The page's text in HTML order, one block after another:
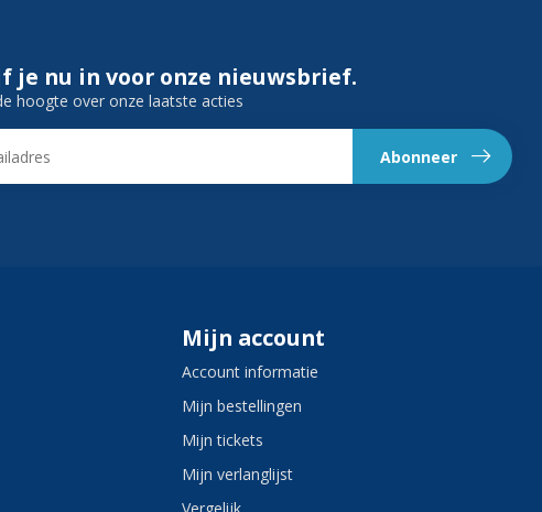
je nu in voor onze nieuwsbrief.
hoogte over onze laatste acties
Abonneer
Mijn account
Account informatie
Mijn bestellingen
Mijn tickets
Mijn verlanglijst